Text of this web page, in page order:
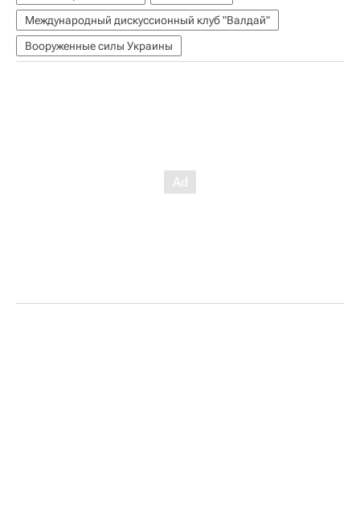
Международный дискуссионный клуб "Валдай"
Вооруженные силы Украины